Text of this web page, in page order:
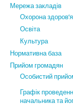
Мережа закладів
Охорона здоров’я
Освіта
Культура
Нормативна база
Прийом громадян
Особистий
Графік
начальника та